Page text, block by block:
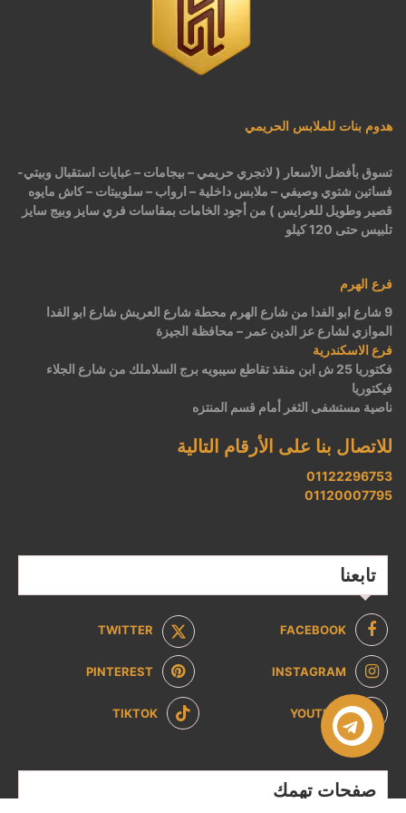
هدوم بنات للملابس الحريمي
تسوق بأفضل الأسعار ( لانجري حريمي – بيجامات – عبايات استقبال وبيتي-
فساتين شتوي وصيفي – ملابس داخلية – ارواب – سلوبيتات – كاش مايوه
قصير وطويل للعرايس ) من أجود الخامات بمقاسات فري سايز وبيج سايز
تلبيس حتى 120 كيلو
فرع الهرم
9 شارع ابو الفدا من شارع الهرم محطة شارع العريش شارع ابو الفدا
الموازي لشارع عز الدين عمر – محافظة الجيزة
فرع الاسكندرية
فكتوريا 25 ش ابن منقذ تقاطع سيبويه برج السلاملك من شارع الجلاء
فيكتوريا
ناصية مستشفى الثغر أمام قسم المنتزه
للاتصال بنا على الأرقام التالية
01122296753
01120007795
تابعنا
FACEBOOK
TWITTER
INSTAGRAM
PINTEREST
YOUTUBE
TIKTOK
صفحات تهمك